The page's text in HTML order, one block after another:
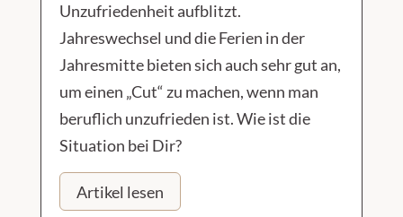
Unzufriedenheit aufblitzt.
Jahreswechsel und die Ferien in der
Jahresmitte bieten sich auch sehr gut an,
um einen „Cut“ zu machen, wenn man
beruflich unzufrieden ist. Wie ist die
Situation bei Dir?
Artikel lesen